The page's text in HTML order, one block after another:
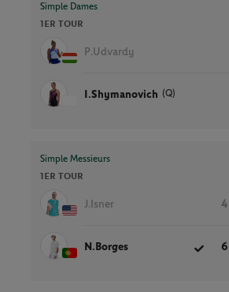
Simple Dames
1ER TOUR
P.Udvardy
I.Shymanovich (Q)
Simple Messieurs
1ER TOUR
J.Isner 4
N.Borges 6